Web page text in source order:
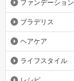
ファンデーション
ブラデリス
ヘアケア
ライフスタイル